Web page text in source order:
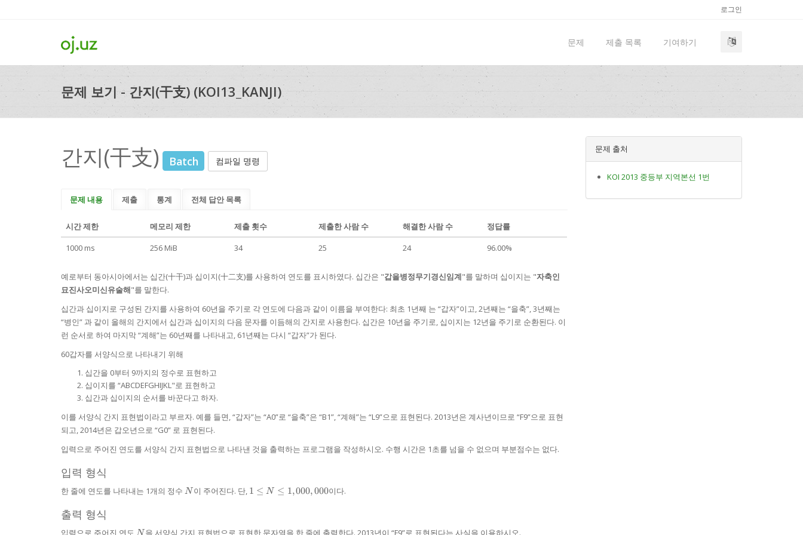
로그인
문제 제출 목록 기여하기
문제 보기 - 간지(干支) (KOI13_KANJI)
간지(干支) Batch 컴파일 명령
문제 내용 제출 통계 전체 답안 목록
시간 제한 메모리 제한 제출 횟수 제출한 사람 수 해결한 사람 수
정답률
1000 ms
256 MiB 34 25 24 96.00%
예로부터 동아시아에서는 십간(十干)과 십이지(十二支)를 사용하여 연도를 표시하였다. 십간은 "갑을병정무기경신임계"를 말하며 십이지는 "자축인
묘진사오미신유술해"를 말한다.
십간과 십이지로 구성된 간지를 사용하여 60년을 주기로 각 연도에 다음과 같이 이름을 부여한다: 최초 1년째 는 “갑자”이고, 2년째는 “을축”, 3년째는
“병인” 과 같이 올해의 간지에서 십간과 십이지의 다음 문자를 이듬해의 간지로 사용한다. 십간은 10년을 주기로, 십이지는 12년을 주기로 순환된다. 이
런 순서로 하여 마지막 “계해”는 60년째를 나타내고, 61년째는 다시 “갑자”가 된다.
60갑자를 서양식으로 나타내기 위해
십간을 0부터 9까지의 정수로 표현하고
십이지를 “ABCDEFGHIJKL"로 표현하고
십간과 십이지의 순서를 바꾼다고 하자.
이를 서양식 간지 표현법이라고 부르자. 예를 들면, “갑자”는 “A0”로 “을축”은 “B1”, “계해”는 “L9”으로 표현된다. 2013년은 계사년이므로 “F9”으로 표현
되고, 2014년은 갑오년으로 “G0” 로 표현된다.
입력으로 주어진 연도를 서양식 간지 표현법으로 나타낸 것을 출력하는 프로그램을 작성하시오. 수행 시간은 1초를 넘을 수 없으며 부분점수는 없다.
입력 형식
한 줄에 연도를 나타내는 1개의 정수 N
N 이 주어진다. 단, 1 \le N
1 ≤ N ≤ 1,000,000이다.
출력 형식
입력으로 주어진 연도 N
N 을 서양식 간지 표현법으로 표현한 문자열을 한 줄에 출력한다. 2013년이 “F9”로 표현된다는 사실을 이용하시오.
문제 출처
KOI 2013 중등부 지역본선 1번